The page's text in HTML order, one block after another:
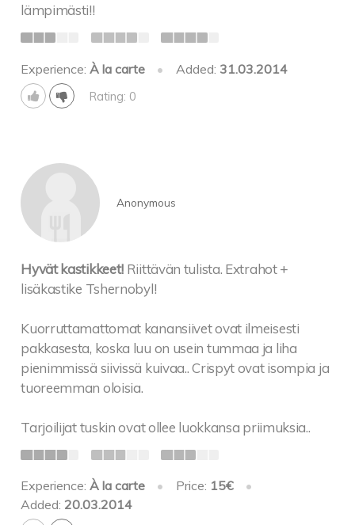
lämpimästi!!
Experience:À la carte • Added: 31.03.2014
Rating: 0
Anonymous
Hyvät kastikkeet! Riittävän tulista. Extrahot +
lisäkastike Tshernobyl!
Kuorruttamattomat kanansiivet ovat ilmeisesti
pakkasesta, koska luu on usein tummaa ja liha
pienimmissä siivissä kuivaa.. Crispyt ovat isompia ja
tuoreemman oloisia.
Tarjoilijat tuskin ovat ollee luokkansa priimuksia..
Experience:À la carte • Price: 15€
•
Added: 20.03.2014